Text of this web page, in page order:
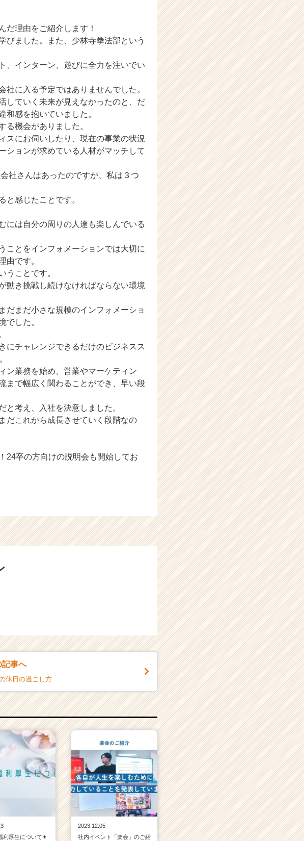
だ理由をご紹介します！
びました。また、少林寺拳法部という
、インターン、遊びに全力を注いでい
に入る予定ではありませんでした。
していく未来が見えなかったのと、だ
和感を抱いていました。
る機会がありました。
スにお伺いしたり、現在の事業の状況
ションが求めている人材がマッチして
社さんはあったのですが、私は３つ
と感じたことです。
には自分の周りの人達も楽しんでいる
ことをインフォメーションでは大切に
由です。
うことです。
動き挑戦し続けなければならない環境
だまだ小さな規模のインフォメーショ
でした。
にチャレンジできるだけのビジネスス
ン業務を始め、営業やマーケティン
まで幅広く関わることができ、早い段
と考え、入社を決意しました。
だこれから成長させていく段階なの
24卒の方向けの説明会も開始してお
記事へ
休日の過ごし方
利厚生について✦
2023.12.05
社内イベント「楽会」のご紹